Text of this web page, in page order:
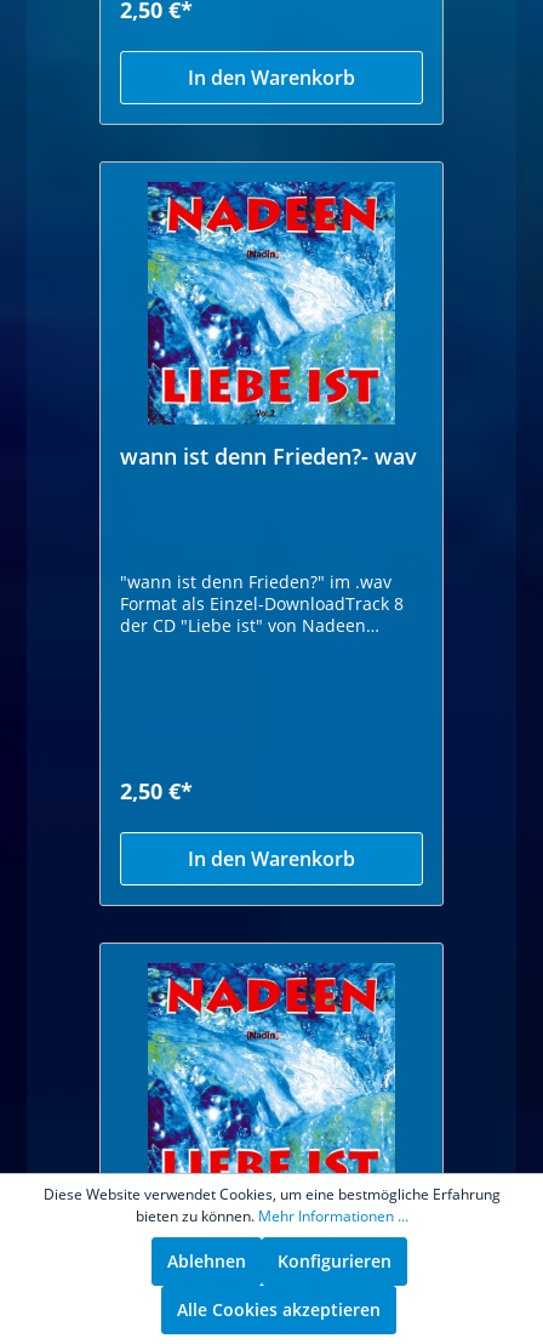
2,50 €*
In den Warenkorb
wann ist denn Frieden?- wav
"wann ist denn Frieden?" im .wav
Format als Einzel-DownloadTrack 8
der CD "Liebe ist" von Nadeen
2,50 €*
In den Warenkorb
wann ist denn Frieden? -
Diese Website verwendet Cookies, um eine bestmögliche Erfahrung
bieten zu können. Mehr Informationen ...
Ablehnen Konfigurieren
Alle Cookies akzeptieren